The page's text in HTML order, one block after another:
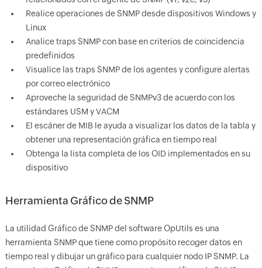
Realice operaciones de SNMP desde dispositivos Windows y
Linux
Analice traps SNMP con base en criterios de coincidencia
predefinidos
Visualice las traps SNMP de los agentes y configure alertas
por correo electrónico
Aproveche la seguridad de SNMPv3 de acuerdo con los
estándares USM y VACM
El escáner de MIB le ayuda a visualizar los datos de la tabla y
obtener una representación gráfica en tiempo real
Obtenga la lista completa de los OID implementados en su
dispositivo
Herramienta Gráfico de SNMP
La utilidad Gráfico de SNMP del software OpUtils es una
herramienta SNMP que tiene como propósito recoger datos en
tiempo real y dibujar un gráfico para cualquier nodo IP SNMP. La